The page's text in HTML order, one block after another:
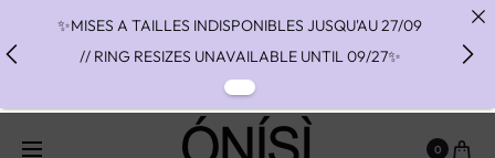
0
✨MISES A TAILLES INDISPONIBLES JUSQU'AU 27/09
// RING RESIZES UNAVAILABLE UNTIL 09/27✨
✨ FAST SHIPPING TO THE US WITH DHL EXPRESS -
NO SUPRISE DUTIES AT DELIVERY ✨